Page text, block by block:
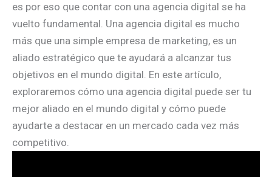
es por eso que contar con una agencia digital se ha
vuelto fundamental. Una agencia digital es mucho
más que una simple empresa de marketing, es un
aliado estratégico que te ayudará a alcanzar tus
objetivos en el mundo digital. En este artículo,
exploraremos cómo una agencia digital puede ser tu
mejor aliado en el mundo digital y cómo puede
ayudarte a destacar en un mercado cada vez más
competitivo.